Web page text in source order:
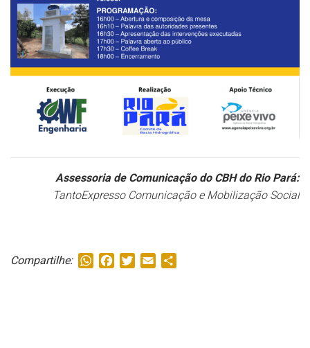
Assessoria de Comunicação do CBH do Rio Pará:
TantoExpresso Comunicação e Mobilização Social
Compartilhe: WhatsApp
FacebookTwitterEmail